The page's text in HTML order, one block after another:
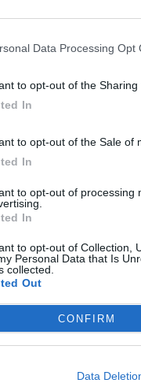
Data Processing Opt
to opt-out of the
In
to opt-out of the Sale of
In
to opt-out of processing
In
to opt-out of Collection,
Personal Data that Is
collected.
Out
CONFIRM
Data